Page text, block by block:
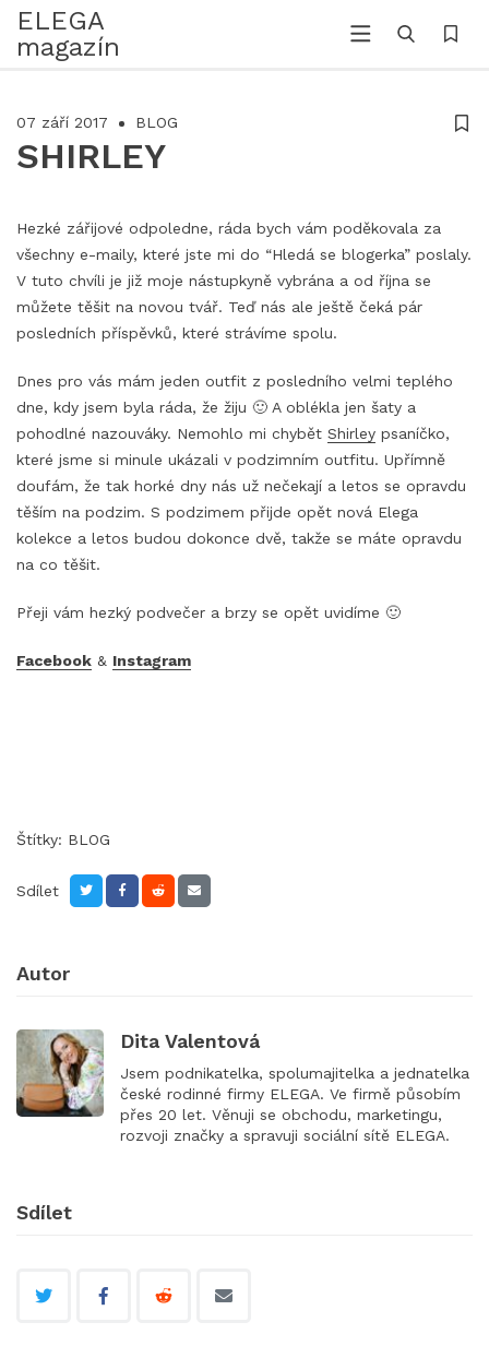
ELEGA
magazín
07 září 2017 BLOG
SHIRLEY
Hezké zářijové odpoledne, ráda bych vám poděkovala za
všechny e-maily, které jste mi do “Hledá se blogerka” poslaly.
V tuto chvíli je již moje nástupkyně vybrána a od října se
můžete těšit na novou tvář. Teď nás ale ještě čeká pár
posledních příspěvků, které strávíme spolu.
Dnes pro vás mám jeden outfit z posledního velmi teplého
dne, kdy jsem byla ráda, že žiju 🙂 A oblékla jen šaty a
pohodlné nazouváky. Nemohlo mi chybět Shirley psaníčko,
které jsme si minule ukázali v podzimním outfitu. Upřímně
doufám, že tak horké dny nás už nečekají a letos se opravdu
těším na podzim. S podzimem přijde opět nová Elega
kolekce a letos budou dokonce dvě, takže se máte opravdu
na co těšit.
Přeji vám hezký podvečer a brzy se opět uvidíme 🙂
Facebook & Instagram
Štítky: BLOG
Sdílet
Autor
Dita Valentová
Jsem podnikatelka, spolumajitelka a jednatelka
české rodinné firmy ELEGA. Ve firmě působím
přes 20 let. Věnuji se obchodu, marketingu,
rozvoji značky a spravuji sociální sítě ELEGA.
Sdílet